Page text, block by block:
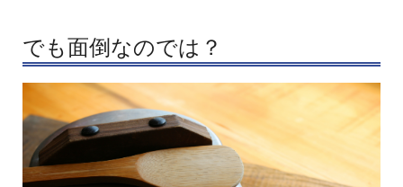
でも面倒なのでは？